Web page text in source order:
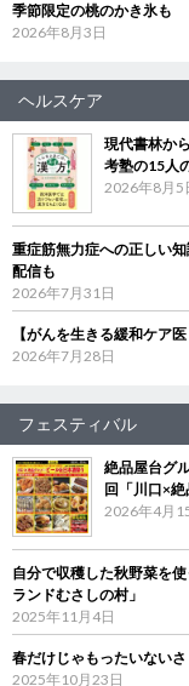
季節限定の桃のかき氷も
2026年8月3日
ヘルスケア
現代書林か
考塾の15人
2026年8月5
重症筋無力症への正しい
配信も
2026年7月31日
【がんを生きる緩和ケア
2026年7月28日
フェスティバル
絶品屋台グ
回「川口×
2026年4月
自分で収穫した秋野菜を
ランドむさしの村」
2025年11月4日
春だけじゃもったいない
2025年10月23日